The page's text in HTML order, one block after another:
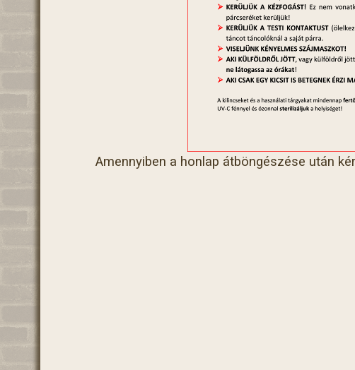
Amennyiben a honlap átböngészése után